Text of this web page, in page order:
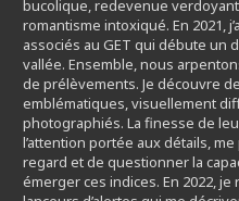
bucolique, redevenue
romantisme intoxiqué. En 2021,
associés au GET qui débute un
vallée. Ensemble, nous
de prélèvements. Je découvre
emblématiques, visuellement
photographiés. La finesse de
l’attention portée aux détails,
regard et de questionner la
émerger ces indices. En 2022,